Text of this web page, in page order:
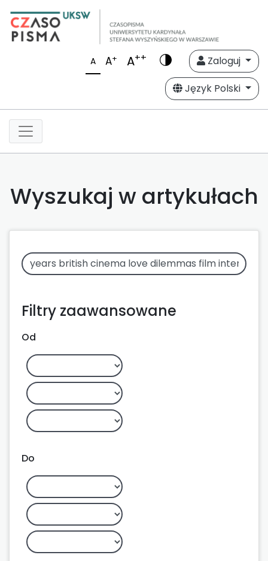
A A+ A++
Zaloguj
Język Polski
Wyszukaj w artykułach
Filtry zaawansowane
Od
Do